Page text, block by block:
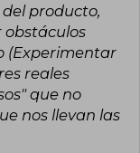
producto,
obstáculos
(Experimentar
reales
que no
nos llevan las